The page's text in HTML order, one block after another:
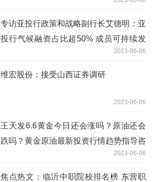
专访亚投行政策和战略副行长艾德明：亚
投行气候融资占比超50% 成员可持续发
2023-06-06
维宏股份：接受山西证券调研
2023-06-06
王天发6.6黄金今日还会涨吗？原油还会
跌吗？黄金原油最新投资行情趋势指导咨
2023-06-06
焦点热文：临沂中职院校排名榜 东营职